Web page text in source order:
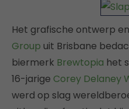
Het grafische ontwerp
Group uit Brisbane
biermerk Brewtopia het
16-jarige Corey Delaney
werd op slag